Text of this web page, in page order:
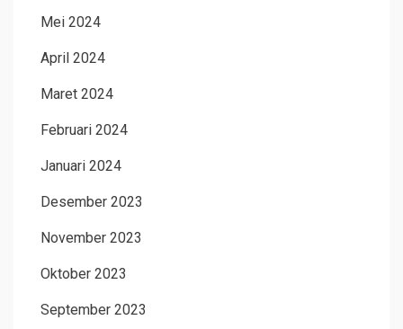
Mei 2024
April 2024
Maret 2024
Februari 2024
Januari 2024
Desember 2023
November 2023
Oktober 2023
September 2023